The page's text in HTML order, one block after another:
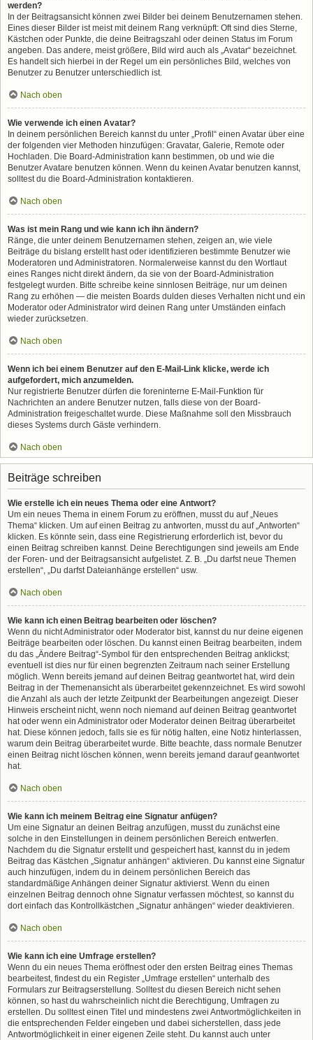
werden?
In der Beitragsansicht können zwei Bilder bei deinem Benutzernamen stehen.
Eines dieser Bilder ist meist mit deinem Rang verknüpft: Oft sind dies Sterne,
Kästchen oder Punkte, die deine Beitragszahl oder deinen Status im Forum
angeben. Das andere, meist größere, Bild wird auch als „Avatar“ bezeichnet.
Es handelt sich hierbei in der Regel um ein persönliches Bild, welches von
Benutzer zu Benutzer unterschiedlich ist.
Nach oben
Wie verwende ich einen Avatar?
In deinem persönlichen Bereich kannst du unter „Profil“ einen Avatar über eine
der folgenden vier Methoden hinzufügen: Gravatar, Galerie, Remote oder
Hochladen. Die Board-Administration kann bestimmen, ob und wie die
Benutzer Avatare benutzen können. Wenn du keinen Avatar benutzen kannst,
solltest du die Board-Administration kontaktieren.
Nach oben
Was ist mein Rang und wie kann ich ihn ändern?
Ränge, die unter deinem Benutzernamen stehen, zeigen an, wie viele
Beiträge du bislang erstellt hast oder identifizieren bestimmte Benutzer wie
Moderatoren und Administratoren. Normalerweise kannst du den Wortlaut
eines Ranges nicht direkt ändern, da sie von der Board-Administration
festgelegt wurden. Bitte schreibe keine sinnlosen Beiträge, nur um deinen
Rang zu erhöhen — die meisten Boards dulden dieses Verhalten nicht und ein
Moderator oder Administrator wird deinen Rang unter Umständen einfach
wieder zurücksetzen.
Nach oben
Wenn ich bei einem Benutzer auf den E-Mail-Link klicke, werde ich
aufgefordert, mich anzumelden.
Nur registrierte Benutzer dürfen die foreninterne E-Mail-Funktion für
Nachrichten an andere Benutzer nutzen, falls diese von der Board-
Administration freigeschaltet wurde. Diese Maßnahme soll den Missbrauch
dieses Systems durch Gäste verhindern.
Nach oben
Beiträge schreiben
Wie erstelle ich ein neues Thema oder eine Antwort?
Um ein neues Thema in einem Forum zu eröffnen, musst du auf „Neues
Thema“ klicken. Um auf einen Beitrag zu antworten, musst du auf „Antworten“
klicken. Es könnte sein, dass eine Registrierung erforderlich ist, bevor du
einen Beitrag schreiben kannst. Deine Berechtigungen sind jeweils am Ende
der Foren- und der Beitragsansicht aufgelistet. Z. B. „Du darfst neue Themen
erstellen“, „Du darfst Dateianhänge erstellen“ usw.
Nach oben
Wie kann ich einen Beitrag bearbeiten oder löschen?
Wenn du nicht Administrator oder Moderator bist, kannst du nur deine eigenen
Beiträge bearbeiten oder löschen. Du kannst einen Beitrag bearbeiten, indem
du das „Ändere Beitrag“-Symbol für den entsprechenden Beitrag anklickst;
eventuell ist dies nur für einen begrenzten Zeitraum nach seiner Erstellung
möglich. Wenn bereits jemand auf deinen Beitrag geantwortet hat, wird dein
Beitrag in der Themenansicht als überarbeitet gekennzeichnet. Es wird sowohl
die Anzahl als auch der letzte Zeitpunkt der Bearbeitungen angezeigt. Dieser
Hinweis erscheint nicht, wenn noch niemand auf deinen Beitrag geantwortet
hat oder wenn ein Administrator oder Moderator deinen Beitrag überarbeitet
hat. Diese können jedoch, falls sie es für nötig halten, eine Notiz hinterlassen,
warum dein Beitrag überarbeitet wurde. Bitte beachte, dass normale Benutzer
einen Beitrag nicht löschen können, wenn bereits jemand darauf geantwortet
hat.
Nach oben
Wie kann ich meinem Beitrag eine Signatur anfügen?
Um eine Signatur an deinen Beitrag anzufügen, musst du zunächst eine
solche in den Einstellungen in deinem persönlichen Bereich entwerfen.
Nachdem du die Signatur erstellt und gespeichert hast, kannst du in jedem
Beitrag das Kästchen „Signatur anhängen“ aktivieren. Du kannst eine Signatur
auch hinzufügen, indem du in deinem persönlichen Bereich das
standardmäßige Anhängen deiner Signatur aktivierst. Wenn du einen
einzelnen Beitrag dennoch ohne Signatur verfassen möchtest, so kannst du
dort einfach das Kontrollkästchen „Signatur anhängen“ wieder deaktivieren.
Nach oben
Wie kann ich eine Umfrage erstellen?
Wenn du ein neues Thema eröffnest oder den ersten Beitrag eines Themas
bearbeitest, findest du ein Register „Umfrage erstellen“ unterhalb des
Formulars zur Beitragserstellung. Solltest du diesen Bereich nicht sehen
können, so hast du wahrscheinlich nicht die Berechtigung, Umfragen zu
erstellen. Du solltest einen Titel und mindestens zwei Antwortmöglichkeiten in
die entsprechenden Felder eingeben und dabei sicherstellen, dass jede
Antwortmöglichkeit in einer eigenen Zeile steht. Du kannst auch unter